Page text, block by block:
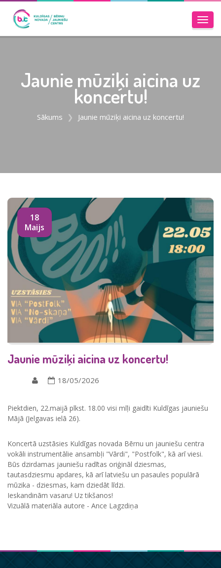
Jaunie mūziķi aicina uz
koncertu!
Sākums Jaunie mūziķi aicina uz koncertu!
18
Maijs
Jaunie mūziķi aicina uz koncertu!
18/05/2026
Piektdien, 22.maijā plkst. 18.00 visi mīļi gaidīti Kuldīgas jauniešu
Mājā (Jelgavas ielā 26).
Koncertā uzstāsies Kuldīgas novada Bērnu un jauniešu centra
vokāli instrumentālie ansambļi "Vārdi", "Postfolk", kā arī viesi.
Būs dzirdamas jauniešu radītas oriģināl dziesmas,
tautasdziesmu apdares, kā arī latviešu un pasaules populārā
mūzika - dziesmas, kam dziedāt līdzi.
Ieskandinām vasaru! Uz tikšanos!
Vizuālā materiāla autore - Ance Lagzdiņa